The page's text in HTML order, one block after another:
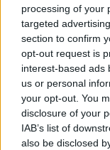
processing of your
targeted
section to confirm
opt-out request is
interest-based ads
us or personal
your opt-out. You
disclosure of your
IAB’s list of
also be disclosed